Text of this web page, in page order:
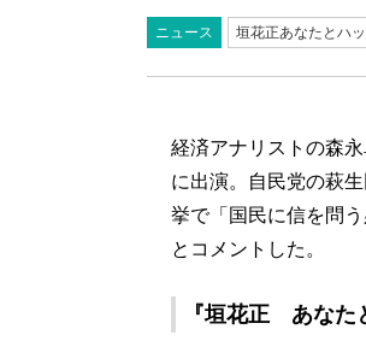
ニュース 垣花正あなたとハッ
経済アナリストの森
に出演。自民党の萩
挙で「国民に信を問
とコメントした。
『垣花正 あなた